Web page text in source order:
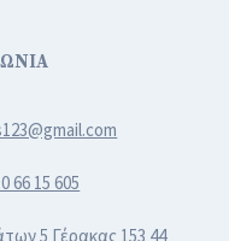
66 15 605
5 Γέρακας 153 44